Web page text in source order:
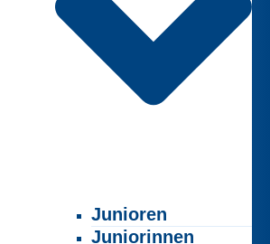
Junioren
Juniorinnen